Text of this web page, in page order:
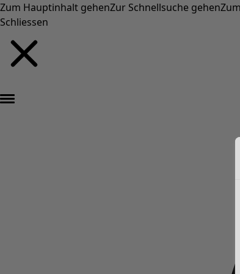
Zum Hauptinhalt gehenZur Schnellsuche gehen
Schliessen